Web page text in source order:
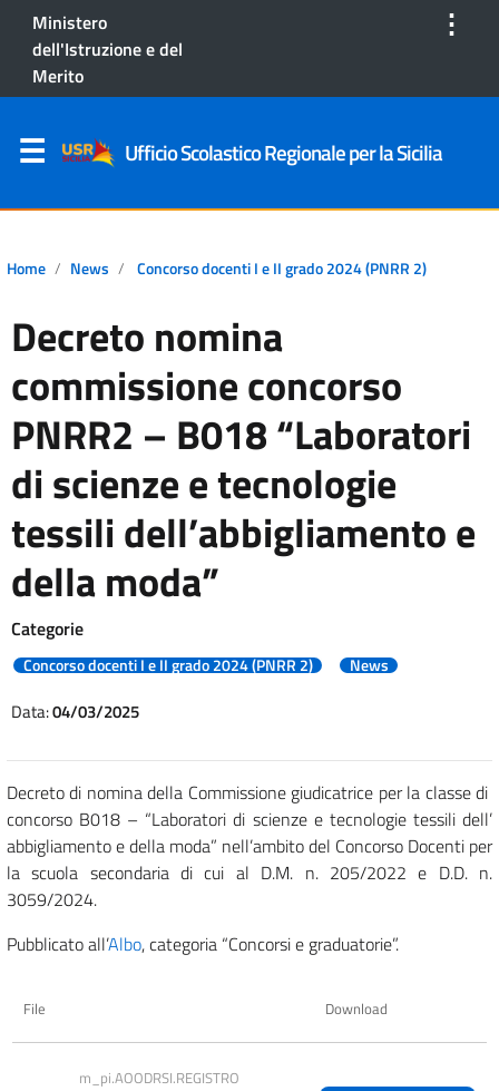
Ministero
dell'Istruzione e del
Merito
⋮
Ufficio Scolastico Regionale per la Sicilia
Home News Concorso docenti I e II grado 2024 (PNRR 2)
Decreto nomina
commissione concorso
PNRR2 – B018 “Laboratori
di scienze e tecnologie
tessili dell’abbigliamento e
della moda”
Categorie
Concorso docenti I e II grado 2024 (PNRR 2) News
Data:04/03/2025
Decreto di nomina della Commissione giudicatrice per la classe di
concorso B018 – “Laboratori di scienze e tecnologie tessili dell’
abbigliamento e della moda” nell’ambito del Concorso Docenti per
la scuola secondaria di cui al D.M. n. 205/2022 e D.D. n.
3059/2024.
Pubblicato all’Albo, categoria “Concorsi e graduatorie”.
File Download
m_pi.AOODRSI.REGISTRO